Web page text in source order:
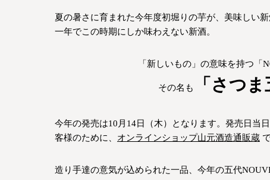
夏の暑さに育まれた今年度初堀りの芋が、美味しい
一年でこの時期にしか味わえない新酒。
「新しいもの」の意味を持つ「
その名も 「さつ
今年の発売は10月14日（木）となります。発売日当
客様のために、 オンラインショップ山元酒造通販蔵
造り手達の意気が込められた一品、今年の五代